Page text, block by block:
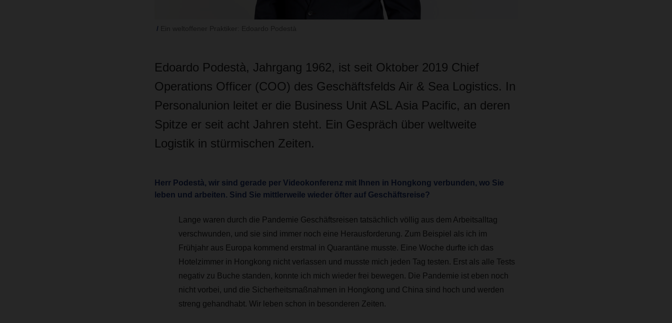
Edoardo Podestà, Jahrgang 1962, ist seit Oktober 2019 Chief
Operations Officer (COO) des Geschäftsfelds Air & Sea Logistics. In
Personalunion leitet er die Business Unit ASL Asia Pacific, an deren
Spitze er seit acht Jahren steht. Ein Gespräch über weltweite
Logistik in stürmischen Zeiten.
Herr Podestà, wir sind gerade per Videokonferenz mit Ihnen in Hongkong verbunden, wo Sie
leben und arbeiten. Sind Sie mittlerweile wieder öfter auf Geschäftsreise?
Lange waren durch die Pandemie Geschäftsreisen tatsächlich völlig aus dem Arbeitsalltag
verschwunden, und sie sind immer noch eine Herausforderung. Zum Beispiel als ich im
Frühjahr aus Europa kommend erstmal in Quarantäne musste. Eine Woche durfte ich das
Hotelzimmer in Hongkong nicht verlassen und musste mich jeden Tag testen. Erst als alle Tests
negativ zu Buche standen, konnte ich mich wieder frei bewegen. Die Pandemie ist eben noch
nicht vorbei, und die Sicherheitsmaßnahmen in Hongkong und China sind hoch und werden
streng gehandhabt. Wir leben schon in besonderen Zeiten.